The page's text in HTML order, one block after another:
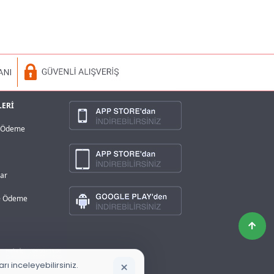
Ödeme
inceleyebilirsiniz. ×